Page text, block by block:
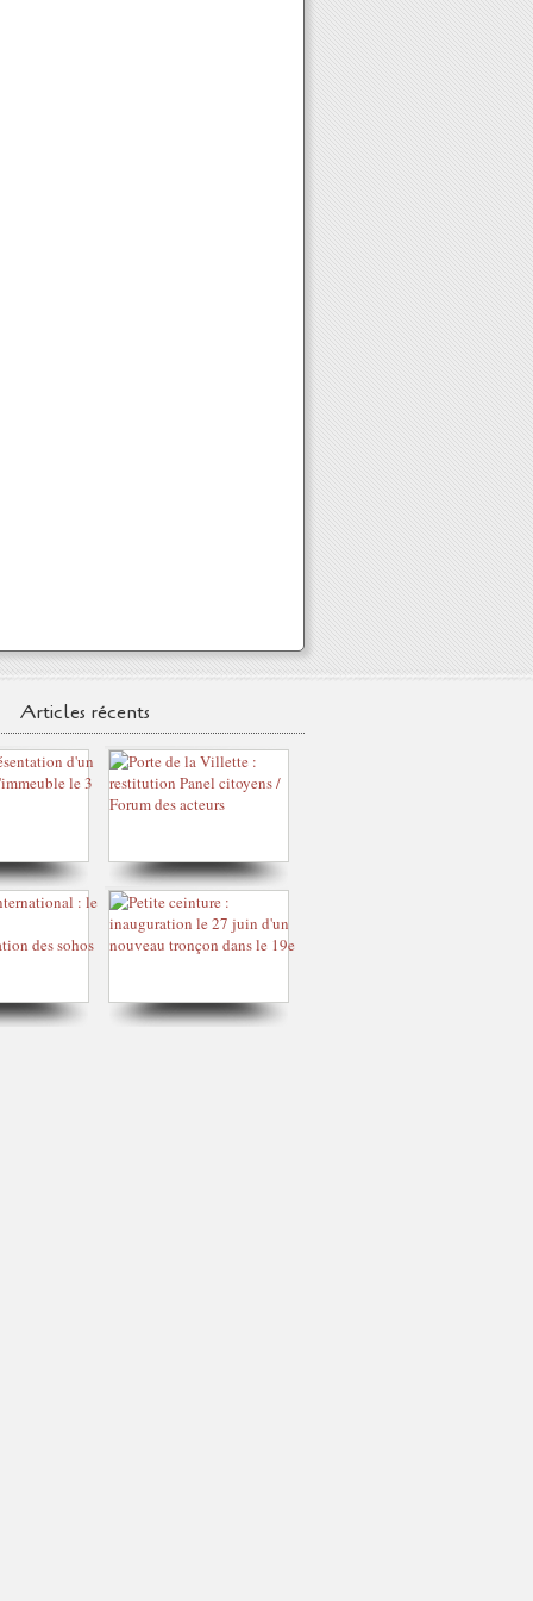
Articles récents